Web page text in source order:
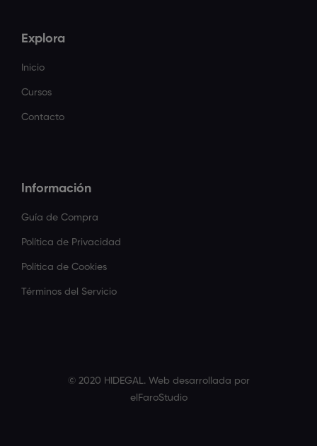
Explora
Inicio
Cursos
Contacto
Información
Guía de Compra
Política de Privacidad
Política de Cookies
Términos del Servicio
© 2020 HIDEGAL. Web desarrollada por
elFaroStudio